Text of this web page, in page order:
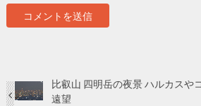
比叡山 四明岳の夜景 ハルカスや
遠望